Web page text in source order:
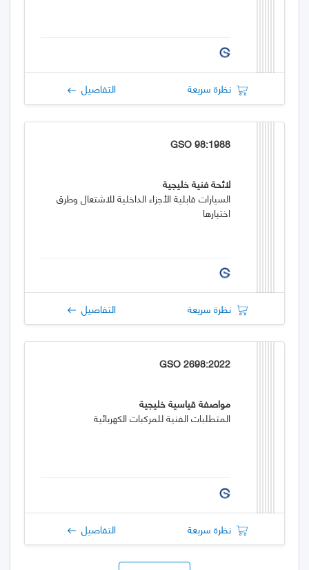
نظرة سريعة التفاصيل
GSO 98:1988
لائحة فنية خليجية
السيارات قابلية الأجزاء الداخلية للاشتعال وطرق
اختبارها
نظرة سريعة التفاصيل
GSO 2698:2022
مواصفة قياسية خليجية
المتطلبات الفنية للمركبات الكهربائية
نظرة سريعة التفاصيل